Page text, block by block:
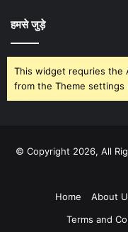
हमसे जुड़े
This widget requries the
from the Theme settings
© Copyright 2026, All
Home
About
Terms and